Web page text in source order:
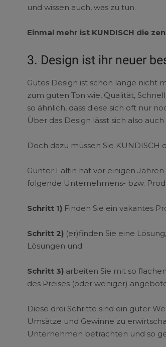
und wissen auch, was zu tun.
Einmal mehr ist KUNDISCH die
3. Design ist ihr neuer
Gutes Design ist schon lange nicht
zum guten Ton wie, Qualität,
so ähnlich, dass diese sich oft nur
Über das Design lässt sich also
Doch dazu müssen Sie
Günter Faltin hat vor einigen
folgende Unternehmens- bzw.
Schritt 1)Finden Sie ein vakantes
Schritt 2)(er)finden Sie eine
Lösungen und
Schritt 3)arbeiten Sie mit so
des Preises (oder weniger)
Diese drei Schritte sind ein guter
Umsätze und Gewinne zu
Unternehmen betrachten und so